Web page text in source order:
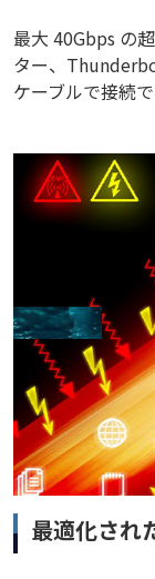
最大 40Gbps の
ター、
ケーブルで接続で
最適化され